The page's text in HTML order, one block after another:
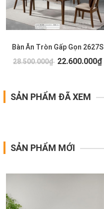
Bàn Ăn Tròn Gấp Gọn 2627S
28.500.000₫ 22.600.000₫
SẢN PHẨM ĐÃ XEM
SẢN PHẨM MỚI